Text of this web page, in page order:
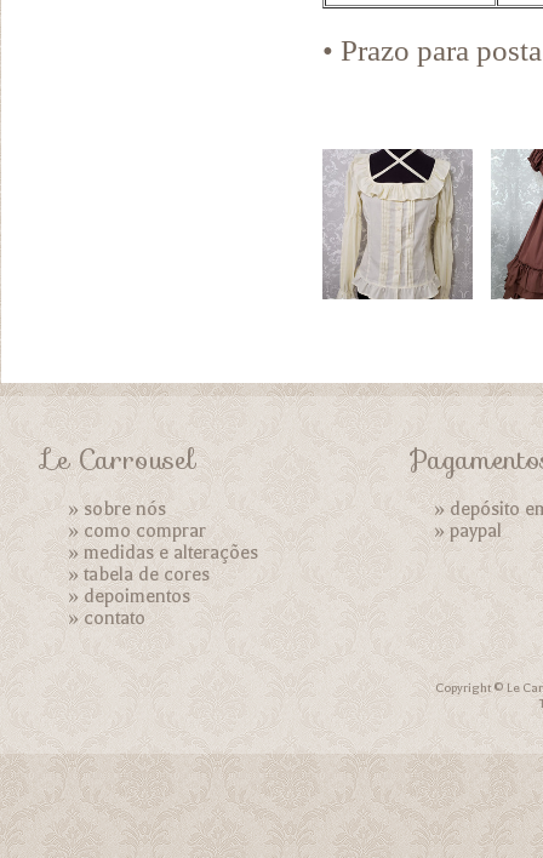
• Prazo para
Le Carrousel
»sobre nós
»como comprar
»medidas e alterações
»tabela de cores
»depoimentos
»contato
» depósito
»paypal
Copyright © Le